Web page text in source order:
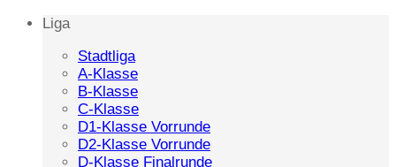
Liga
Stadtliga
A-Klasse
B-Klasse
C-Klasse
D1-Klasse Vorrunde
D2-Klasse Vorrunde
D-Klasse Finalrunde